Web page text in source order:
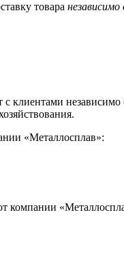
товара
с клиентами
«Металлосплав»:
компании